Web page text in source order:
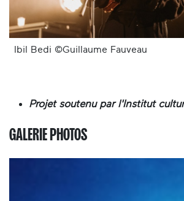
Ibil Bedi ©Guillaume Fauveau
Projet soutenu par l'Institut
GALERIE PHOTOS